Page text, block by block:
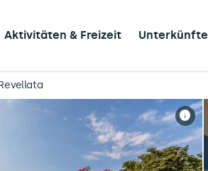
Aktivitäten & Freizeit Unterkünfte